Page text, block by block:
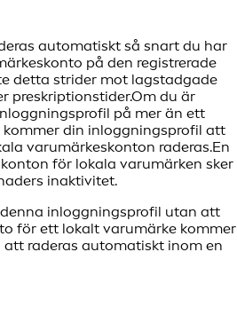
automatiskt så snart du har
på den registrerade
detta strider mot lagstadgade
preskriptionstider.Om du är
på mer än ett
din inloggningsprofil att
varumärkeskonton raderas.En
för lokala varumärken sker
inaktivitet.
inloggningsprofil utan att
för ett lokalt varumärke kommer
raderas automatiskt inom en